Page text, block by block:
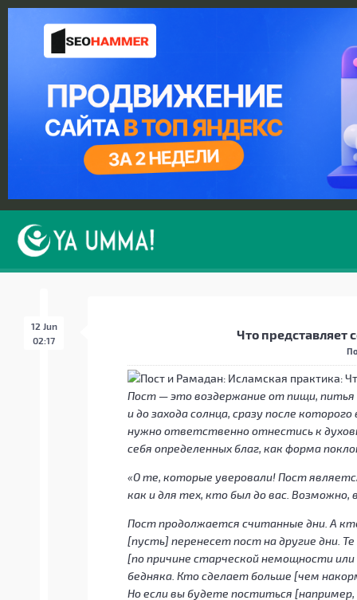
12 Jun
02:17
Что представляет
Пост — это воздержание от пищи, питья
и до захода солнца, сразу после которого
нужно ответственно отнестись к
себя определенных благ, как форма
«О те, которые уверовали! Пост
как и для тех, кто был до вас.
Пост продолжается считанные дни. А
[пусть] перенесет пост на другие дни.
[по причине старческой немощности
бедняка . Кто сделает больше [чем
Но если вы будете поститься